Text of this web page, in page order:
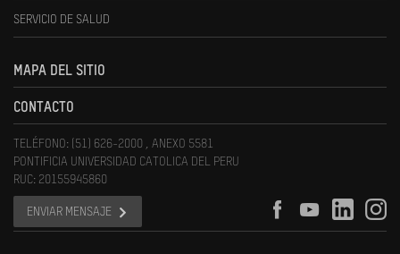
SERVICIO DE SALUD
MAPA DEL SITIO
CONTACTO
TELÉFONO: (51) 626-2000 , ANEXO 5581
PONTIFICIA UNIVERSIDAD CATOLICA DEL PERU
RUC: 20155945860
ENVIAR MENSAJE